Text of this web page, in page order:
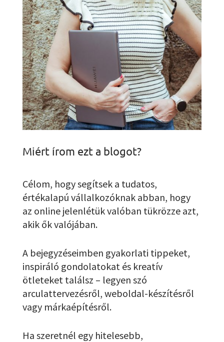
Miért írom ezt a blogot?
Célom, hogy segítsek a tudatos,
értékalapú vállalkozóknak abban, hogy
az online jelenlétük valóban tükrözze azt,
akik ők valójában.
A bejegyzéseimben gyakorlati tippeket,
inspiráló gondolatokat és kreatív
ötleteket találsz – legyen szó
arculattervezésről, weboldal-készítésről
vagy márkaépítésről.
Ha szeretnél egy hitelesebb,